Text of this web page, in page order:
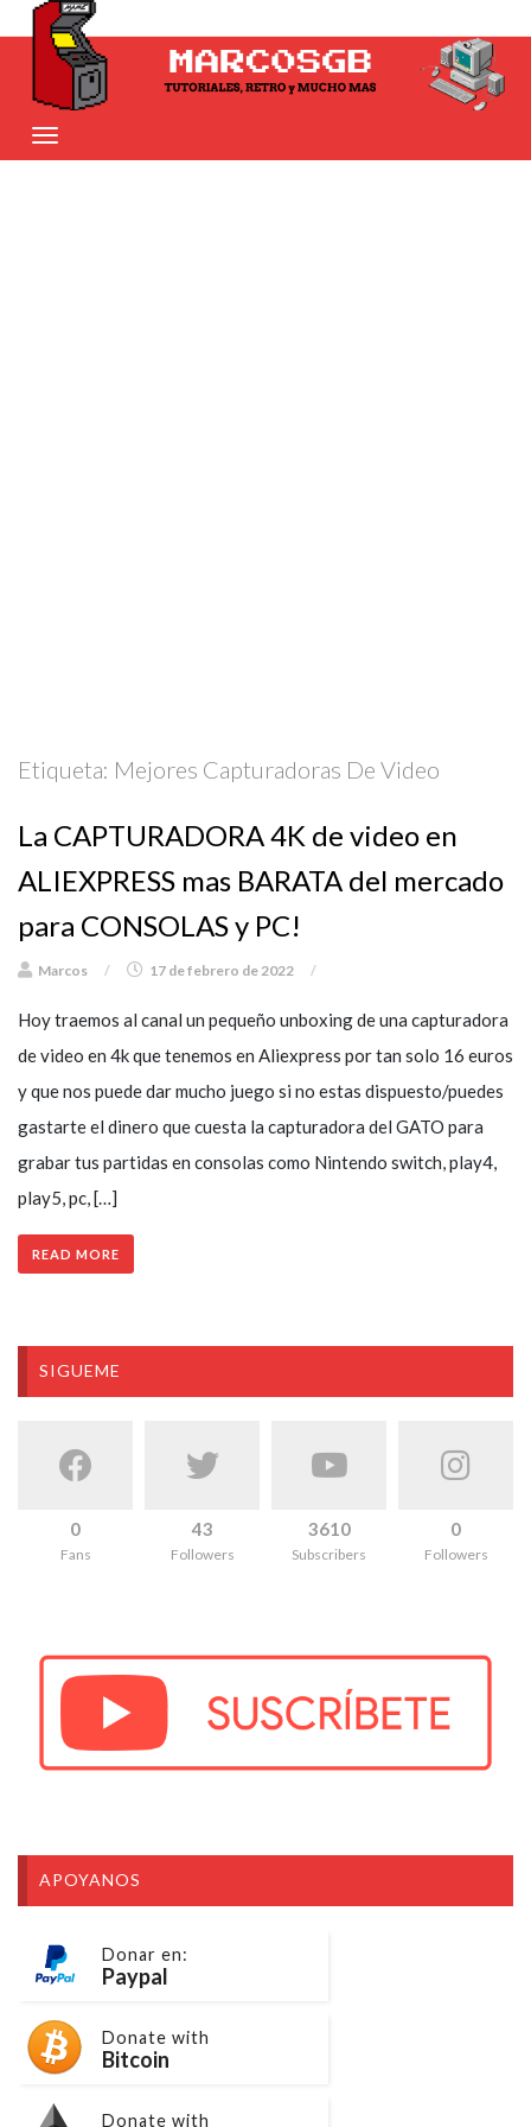
Etiqueta: Mejores Capturadoras De Video
La CAPTURADORA 4K de video en
ALIEXPRESS mas BARATA del mercado
para CONSOLAS y PC!
Marcos / 17 de febrero de 2022 /
Hoy traemos al canal un pequeño unboxing de una capturadora
de video en 4k que tenemos en Aliexpress por tan solo 16 euros
y que nos puede dar mucho juego si no estas dispuesto/puedes
gastarte el dinero que cuesta la capturadora del GATO para
grabar tus partidas en consolas como Nintendo switch, play4,
play5, pc, […]
READ MORE
SIGUEME
0
Fans
43
Followers
3610
Subscribers
0
Followers
APOYANOS
Donar en:
Paypal
Donate with
Bitcoin
Donate with